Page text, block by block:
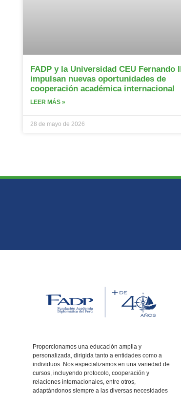
FADP y la Universidad CEU Fernando III
impulsan nuevas oportunidades de
cooperación académica internacional
LEER MÁS »
28 de mayo de 2026
Proporcionamos una educación amplia y
personalizada, dirigida tanto a entidades como a
individuos. Nos especializamos en una variedad de
cursos, incluyendo protocolo, cooperación y
relaciones internacionales, entre otros,
adaptándonos siempre a las diversas necesidades